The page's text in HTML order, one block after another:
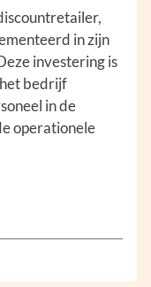
in zijn
investering is
bedrijf
in de
operationele